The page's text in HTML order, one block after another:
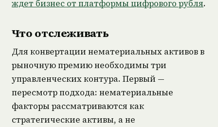
ждет бизнес от платформы цифрового рубля.
Что отслеживать
Для конвертации нематериальных активов в
рыночную премию необходимы три
управленческих контура. Первый —
пересмотр подхода: нематериальные
факторы рассматриваются как
стратегические активы, а не